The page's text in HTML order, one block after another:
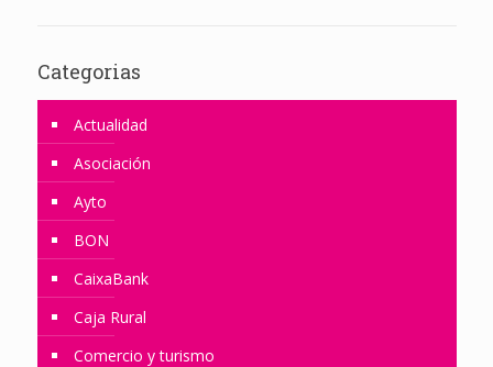
Categorias
Actualidad
Asociación
Ayto
BON
CaixaBank
Caja Rural
Comercio y turismo